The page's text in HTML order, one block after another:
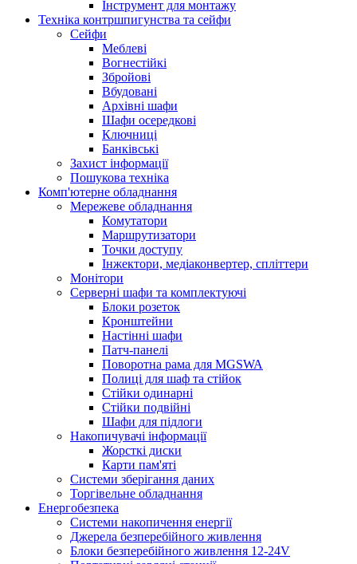
Інструмент для монтажу
Техніка контршпигунства та сейфи
Сейфи
Меблеві
Вогнестійкі
Збройові
Вбудовані
Архівні шафи
Шафи осередкові
Ключниці
Банківські
Захист інформації
Пошукова техніка
Комп'ютерне обладнання
Мережеве обладнання
Комутатори
Маршрутизатори
Точки доступу
Інжектори, медіаконвертер, спліттери
Монітори
Серверні шафи та комплектуючі
Блоки розеток
Кронштейни
Настінні шафи
Патч-панелі
Поворотна рама для MGSWA
Полиці для шаф та стійок
Стійки одинарні
Стійки подвійні
Шафи для підлоги
Накопичувачі інформації
Жорсткі диски
Карти пам'яті
Системи зберігання даних
Торгівельне обладнання
Енергобезпека
Системи накопичення енергії
Джерела безперебійного живлення
Блоки безперебійного живлення 12-24V